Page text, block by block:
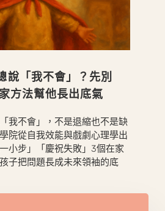
說「我不會」？先別
方法幫他長出底氣
我不會」，不是退縮也不是缺
院從自我效能與戲劇心理學出
小步」「慶祝失敗」3個在家
子把問題長成未來領袖的底